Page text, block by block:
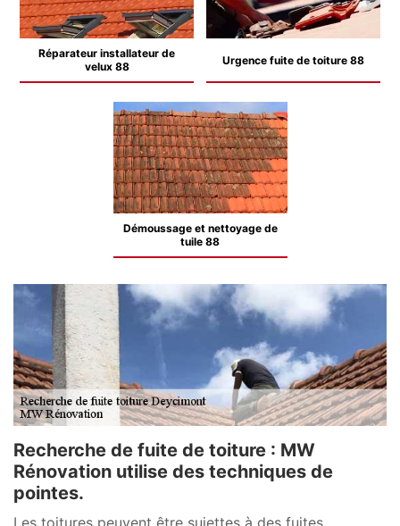
Réparateur installateur de
velux 88
Urgence fuite de toiture 88
Démoussage et nettoyage de
tuile 88
Recherche de fuite de toiture : MW
Rénovation utilise des techniques de
pointes.
Les toitures peuvent être sujettes à des fuites